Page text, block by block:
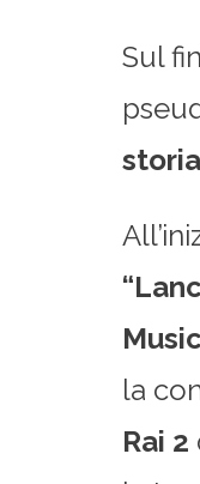
Sul
Music
la
Rai 2